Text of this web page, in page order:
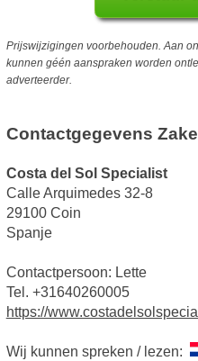
Prijswijzigingen voorbehouden. Aan
kunnen géén aanspraken worden
adverteerder.
Contactgegevens
Costa del Sol Specialist
Calle Arquimedes 32-8
29100 Coin
Spanje
Contactpersoon: Lette
Tel. +31640260005
https://
Wij kunnen spreken / lezen: